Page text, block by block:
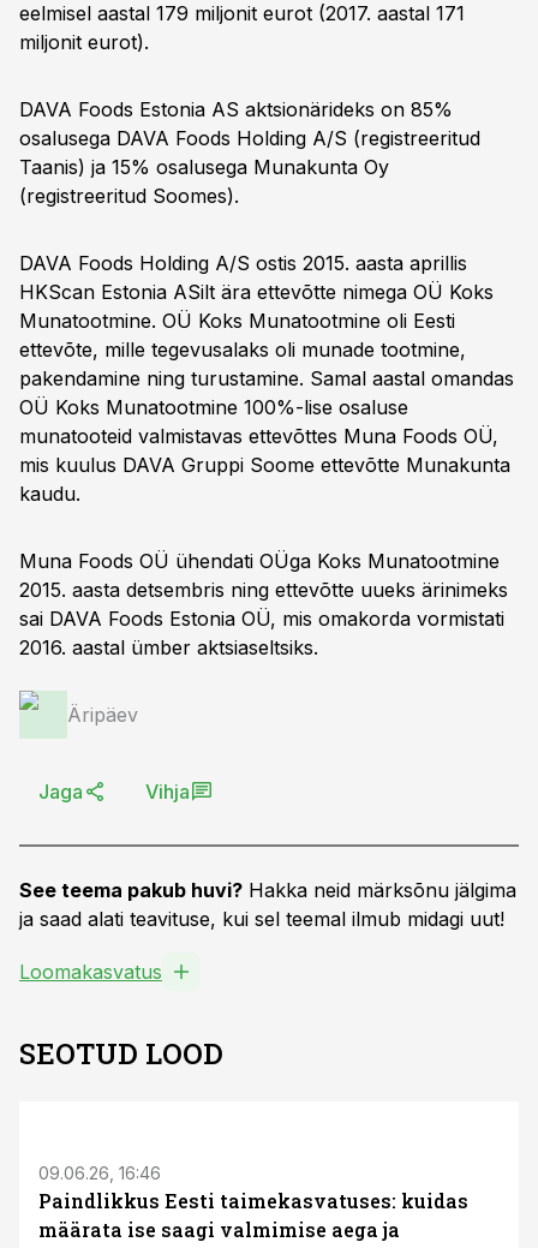
eelmisel aastal 179 miljonit eurot (2017. aastal 171
miljonit eurot).
DAVA Foods Estonia AS aktsionärideks on 85%
osalusega DAVA Foods Holding A/S (registreeritud
Taanis) ja 15% osalusega Munakunta Oy
(registreeritud Soomes).
DAVA Foods Holding A/S ostis 2015. aasta aprillis
HKScan Estonia ASilt ära ettevõtte nimega OÜ Koks
Munatootmine. OÜ Koks Munatootmine oli Eesti
ettevõte, mille tegevusalaks oli munade tootmine,
pakendamine ning turustamine. Samal aastal omandas
OÜ Koks Munatootmine 100%-lise osaluse
munatooteid valmistavas ettevõttes Muna Foods OÜ,
mis kuulus DAVA Gruppi Soome ettevõtte Munakunta
kaudu.
Muna Foods OÜ ühendati OÜga Koks Munatootmine
2015. aasta detsembris ning ettevõtte uueks ärinimeks
sai DAVA Foods Estonia OÜ, mis omakorda vormistati
2016. aastal ümber aktsiaseltsiks.
Äripäev
Jaga Vihja
See teema pakub huvi? Hakka neid märksõnu jälgima
ja saad alati teavituse, kui sel teemal ilmub midagi uut!
Loomakasvatus
SEOTUD LOOD
09.06.26, 16:46
Paindlikkus Eesti taimekasvatuses: kuidas
määrata ise saagi valmimise aega ja